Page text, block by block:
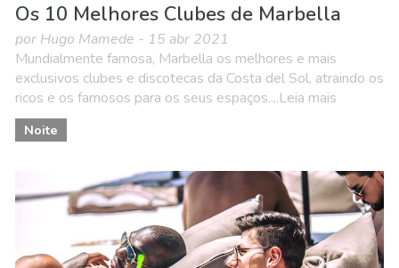
Os 10 Melhores Clubes de Marbella
por Hugo Mamede - 15 abr 2021
Mundialmente famosa, Marbella os melhores e mais
exclusivos clubes e discotecas da Costa del Sol, atraindo os
ricos e os famosos para os seus espaços....Leia mais
Noite